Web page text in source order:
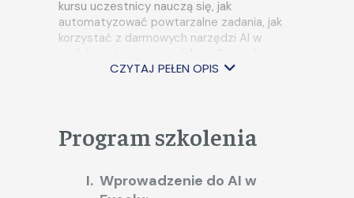
kursu uczestnicy nauczą się, jak
automatyzować powtarzalne zadania, jak
korzystać z darmowych narzędzi AI w
codziennej pracy oraz jak analizować
dane oraz tworzyć raporty przy użyciu
CZYTAJ PEŁEN OPIS
Program szkolenia
Wprowadzenie do AI w